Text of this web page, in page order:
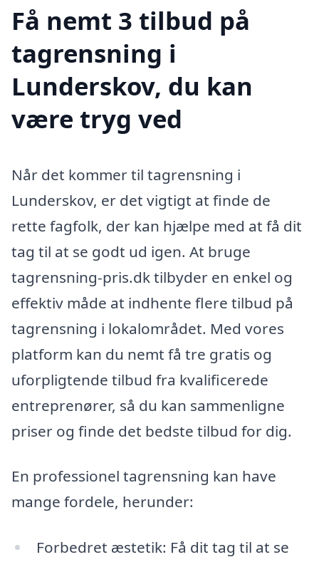
Få nemt 3 tilbud på
tagrensning i
Lunderskov, du kan
være tryg ved
Når det kommer til tagrensning i
Lunderskov, er det vigtigt at finde de
rette fagfolk, der kan hjælpe med at få dit
tag til at se godt ud igen. At bruge
tagrensning-pris.dk tilbyder en enkel og
effektiv måde at indhente flere tilbud på
tagrensning i lokalområdet. Med vores
platform kan du nemt få tre gratis og
uforpligtende tilbud fra kvalificerede
entreprenører, så du kan sammenligne
priser og finde det bedste tilbud for dig.
En professionel tagrensning kan have
mange fordele, herunder:
Forbedret æstetik: Få dit tag til at se